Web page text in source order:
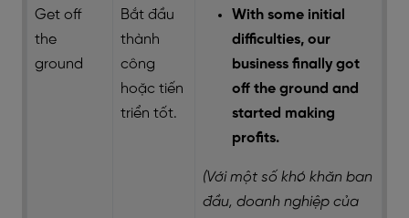
Get off
the
ground
Bắt đầu
thành
công
hoặc tiến
triển tốt.
With some initial
difficulties, our
business finally got
off the ground and
started making
profits.
(Với một số khó khăn ban
đầu, doanh nghiệp của